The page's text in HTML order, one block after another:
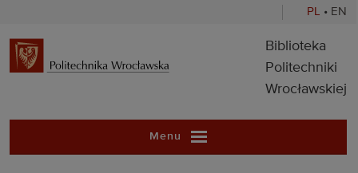
PL • EN
Biblioteka
Biblioteka
Politechniki
Wrocławskiej
Menu